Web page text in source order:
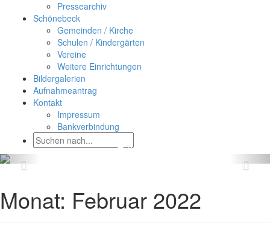
Pressearchiv
Schönebeck
Gemeinden / Kirche
Schulen / Kindergärten
Vereine
Weitere Einrichtungen
Bildergalerien
Aufnahmeantrag
Kontakt
Impressum
Bankverbindung
Monat: Februar 2022